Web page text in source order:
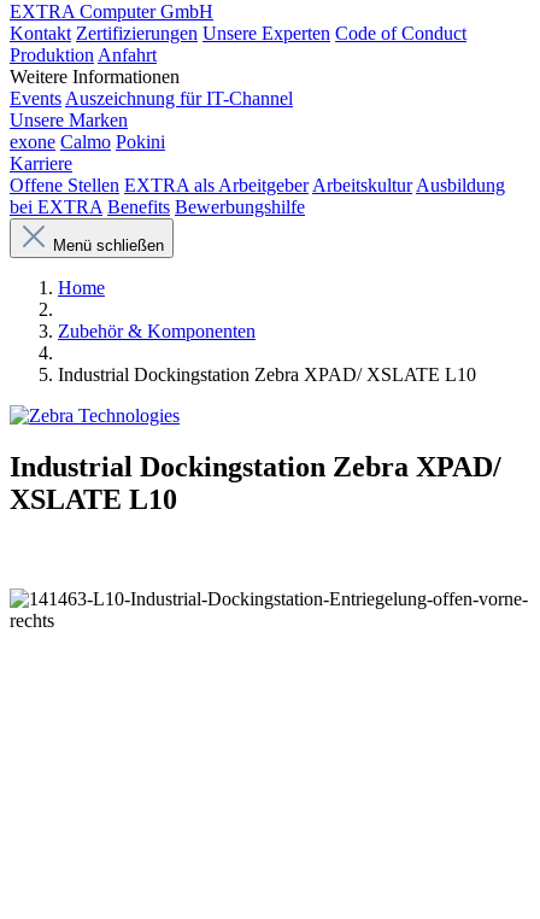
EXTRA Computer GmbH
Kontakt Zertifizierungen Unsere Experten Code of Conduct
Produktion Anfahrt
Weitere Informationen
Events Auszeichnung für IT-Channel
Unsere Marken
exone Calmo Pokini
Karriere
Offene Stellen EXTRA als Arbeitgeber Arbeitskultur Ausbildung
bei EXTRA Benefits Bewerbungshilfe
Menü schließen
Home
Zubehör & Komponenten
Industrial Dockingstation Zebra XPAD/ XSLATE L10
Industrial Dockingstation Zebra XPAD/
XSLATE L10